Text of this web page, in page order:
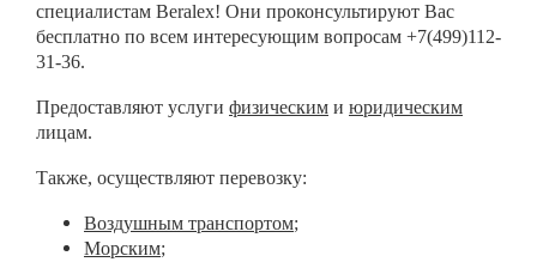
специалистам Beralex! Они проконсультируют Вас
бесплатно по всем интересующим вопросам +7(499)112-
31-36.
Предоставляют услуги физическим и юридическим
лицам.
Также, осуществляют перевозку:
Воздушным транспортом;
Морским;